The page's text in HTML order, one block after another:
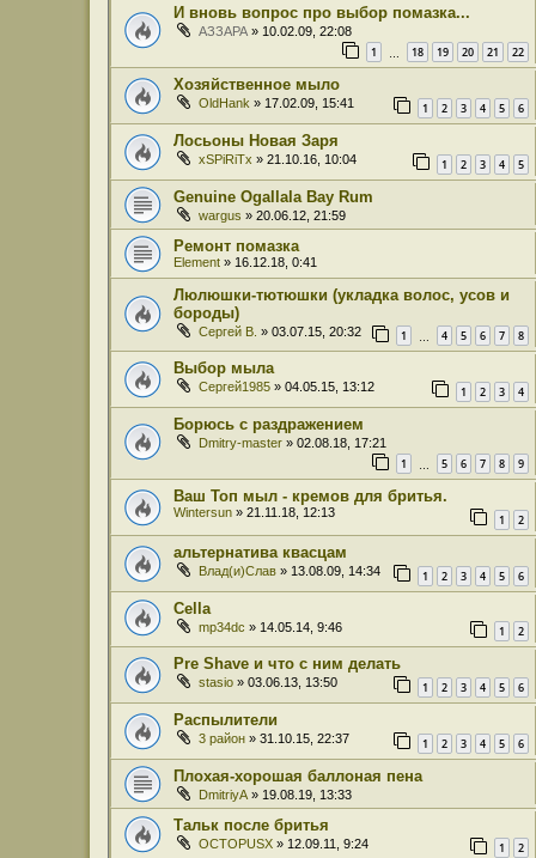
И вновь вопрос про выбор помазка...
АЗЗАРА » 10.02.09, 22:08
1 18 19 20 21 22
Хозяйственное мыло
OldHank » 17.02.09, 15:41 1 2 3 4 5 6
Лосьоны Новая Заря
xSPiRiTx » 21.10.16, 10:04 1 2 3 4 5
Genuine Ogallala Bay Rum
wargus » 20.06.12, 21:59
Ремонт помазка
Element » 16.12.18, 0:41
Люлюшки-тютюшки (укладка волос, усов и
бороды)
Сергей В. » 03.07.15, 20:32 1 4 5 6 7 8
Выбор мыла
Сергей1985 » 04.05.15, 13:12 1 2 3 4
Борюсь с раздражением
Dmitry-master » 02.08.18, 17:21
1 5 6 7 8 9
Ваш Топ мыл - кремов для бритья.
Wintersun » 21.11.18, 12:13 1 2
альтернатива квасцам
Влад(и)Слав » 13.08.09, 14:34 1 2 3 4 5 6
Cella
mp34dc » 14.05.14, 9:46 1 2
Pre Shave и что с ним делать
stasio » 03.06.13, 13:50 1 2 3 4 5 6
Распылители
3 район » 31.10.15, 22:37 1 2 3 4 5 6
Плохая-хорошая баллоная пена
DmitriyA » 19.08.19, 13:33
Тальк после бритья
OCTOPUSX » 12.09.11, 9:24 1 2